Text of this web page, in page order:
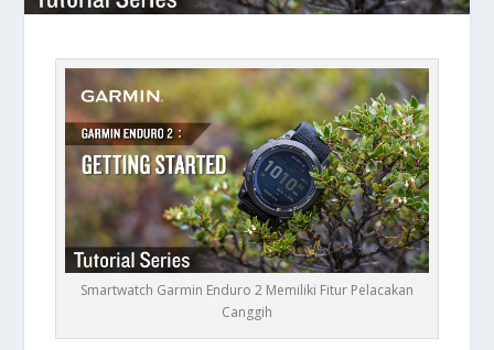
Smartwatch Garmin Enduro 2 Memiliki Fitur Pelacakan
Canggih